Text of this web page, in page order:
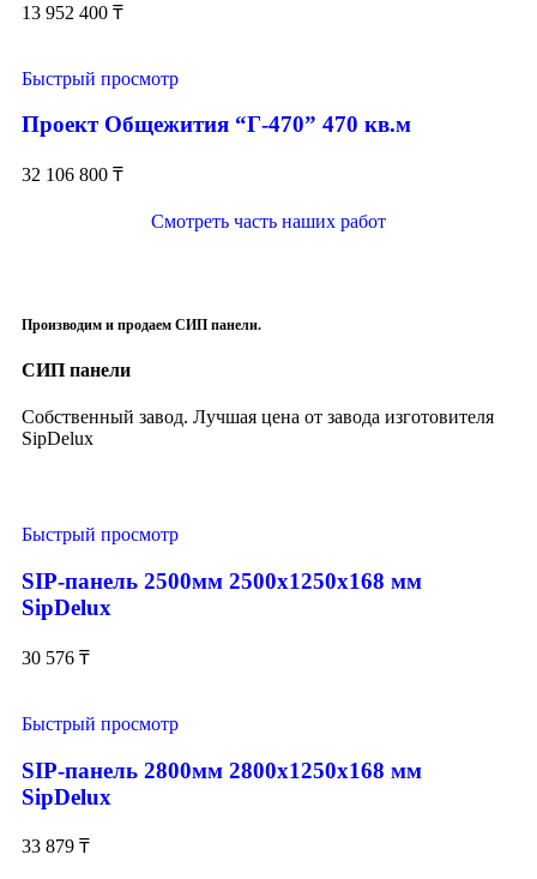
13 952 400 ₸
Быстрый просмотр
Проект Общежития “Г-470” 470 кв.м
32 106 800 ₸
Смотреть часть наших работ
Производим и продаем СИП панели.
СИП панели
Собственный завод. Лучшая цена от завода изготовителя
SipDelux
Быстрый просмотр
SIP-панель 2500мм 2500x1250x168 мм
SipDelux
30 576 ₸
Быстрый просмотр
SIP-панель 2800мм 2800x1250x168 мм
SipDelux
33 879 ₸